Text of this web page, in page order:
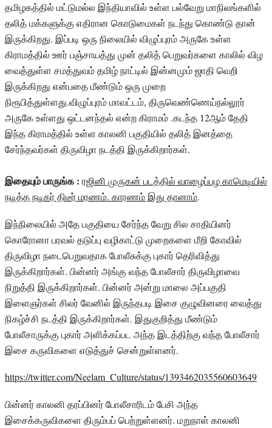
தமிழகத்தில் மட்டுமல்ல இந்தியாவில் உள்ள பல்வேறு மாநிலங்களில்
தலித் மக்களுக்கு எதிரான கொடுமைகள் நடந்து கொண்டு தான்
இருக்கிறது. இப்படி ஒரு நிலையில் விழுப்புரம் அருகே உள்ள
கிராமத்தில் ஊர் பஞ்சாயத்து முன் தலித் பெறுவர்களை காலில் விழ
வைத்துள்ள சமத்துவம் தமிழ் நாட்டில் இன்னமும் ஜாதி வெறி
இருக்கிறது என்பதை மீண்டும் ஒரு முறை
நிரூபித்துள்ளது.விழுப்புரம் மாவட்டம், திருவெண்ணெய்நல்லூர்
அருகே உள்ளது ஒட்டனந்தல் என்ற கிராமம் .கடந்த 12ஆம் தேதி
இந்த கிராமத்தில் உள்ள காலனி பகுதியில் தலித் இனத்தை
சேர்ந்தவர்கள் திருவிழா நடத்தி இருக்கிறார்கள்.
இதையும் பாருங்க : ரஜினி முருகன் படத்தில் வாழைப்பழ காமெடியில்
நடித்த நடிகர் திடீர் மரணம். காரணம் இது தானாம்.
இந்நிலையில் அதே பகுதியை சேர்ந்த வேறு சில சாதியினர்
கொரோனா பரவல் தடுப்பு வழிகாட்டு முறைகளை மீறி கோவில்
திருவிழா நடைபெறுவதாக போலீசுக்கு புகார் தெரிவித்து
இருக்கிறார்கள். பின்னர் அங்கு வந்த போலீசார் திருவிழாவை
நிறுத்தி இருக்கிறார்கள். பின்னர் அன்று மாலை அப்பகுதி
இளைஞர்கள் சிலர் வேனில் இருந்தபடி இசை குழுவினரை வைத்து
நிகழ்ச்சி நடத்தி இருக்கிறார்கள். இதுகுறித்து மீண்டும்
போலீசாருக்கு புகார் அளிக்கப்பட அந்த இடத்திற்கு வந்த போலீசார்
இசை கருவிகளை எடுத்துச் சென்றுள்ளனர்.
https://twitter.com/Neelam_Culture/status/1393462035560603649
பின்னர் காலனி தரப்பினர் போலீசாரிடம் பேசி அந்த
இசைக்கருவிகளை திரும்பப் பெற்றுள்ளனர். மறுநாள் காலனி